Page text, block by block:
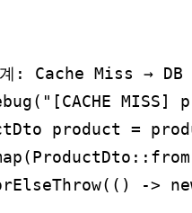
: Cache Miss → DB
MISS]
product =
->